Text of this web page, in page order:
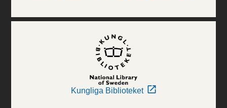
Kungliga Biblioteket